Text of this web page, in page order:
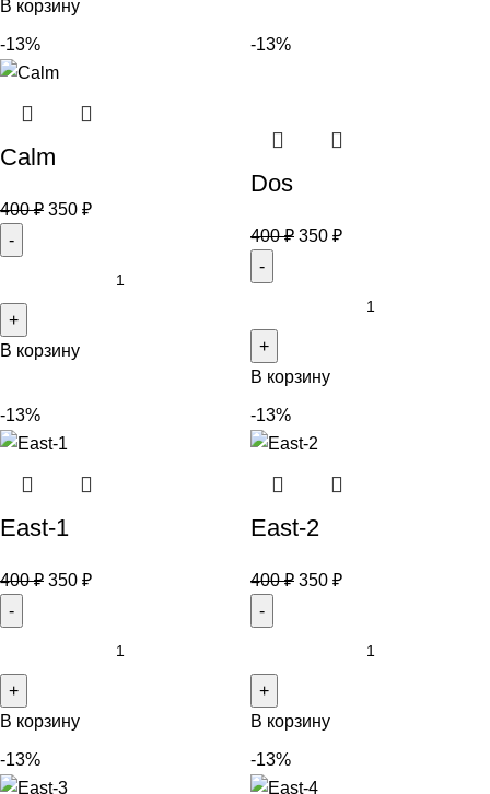
В корзину
-13%
Calm
400₽ 350 ₽
В корзину
-13%
Dos
400₽ 350 ₽
В корзину
-13%
East-1
400₽ 350 ₽
В корзину
-13%
East-2
400₽ 350 ₽
В корзину
-13% -13%